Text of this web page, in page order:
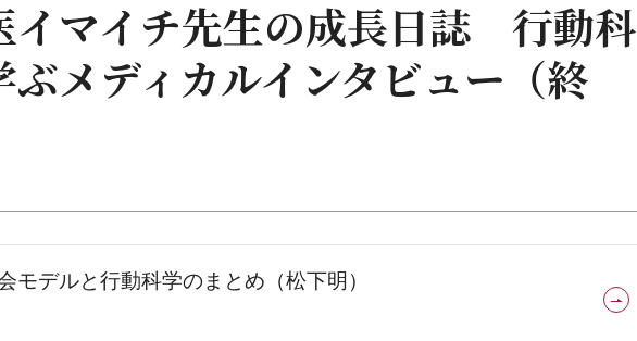
イマイチ先生の成長日誌 行動科
ぶメディカルインタビュー（終
モデルと行動科学のまとめ（松下明）